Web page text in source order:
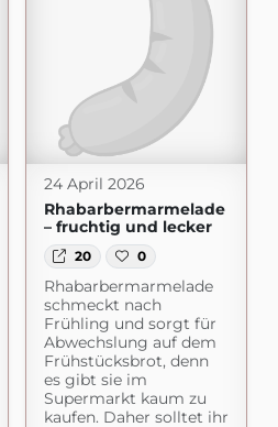
24 April 2026
Rhabarbermarmelade
– fruchtig und lecker
20 0
Rhabarbermarmelade
schmeckt nach
Frühling und sorgt für
Abwechslung auf dem
Frühstücksbrot, denn
es gibt sie im
Supermarkt kaum zu
kaufen. Daher solltet ihr